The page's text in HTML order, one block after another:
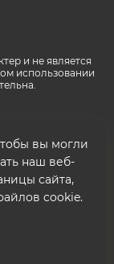
и не является
использовании
вы могли
наш веб-
сайта,
cookie.